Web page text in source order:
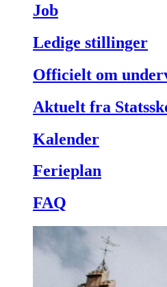
Job
Ledige stillinger
Officielt om
Aktuelt fra
Kalender
Ferieplan
FAQ